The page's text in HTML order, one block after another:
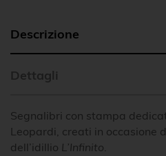
Descrizione
Dettagli
Segnalibri con stampa
Leopardi, creati in occasione
dell’idillio L’Infinito.